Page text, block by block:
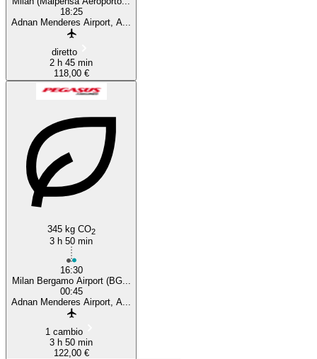
18:25
Adnan Menderes Airport, A...
diretto
2 h 45 min
118,00 €
345 kg CO2
3 h 50 min
16:30
Milan Bergamo Airport (BG...
00:45
Adnan Menderes Airport, A...
1 cambio
3 h 50 min
122,00 €